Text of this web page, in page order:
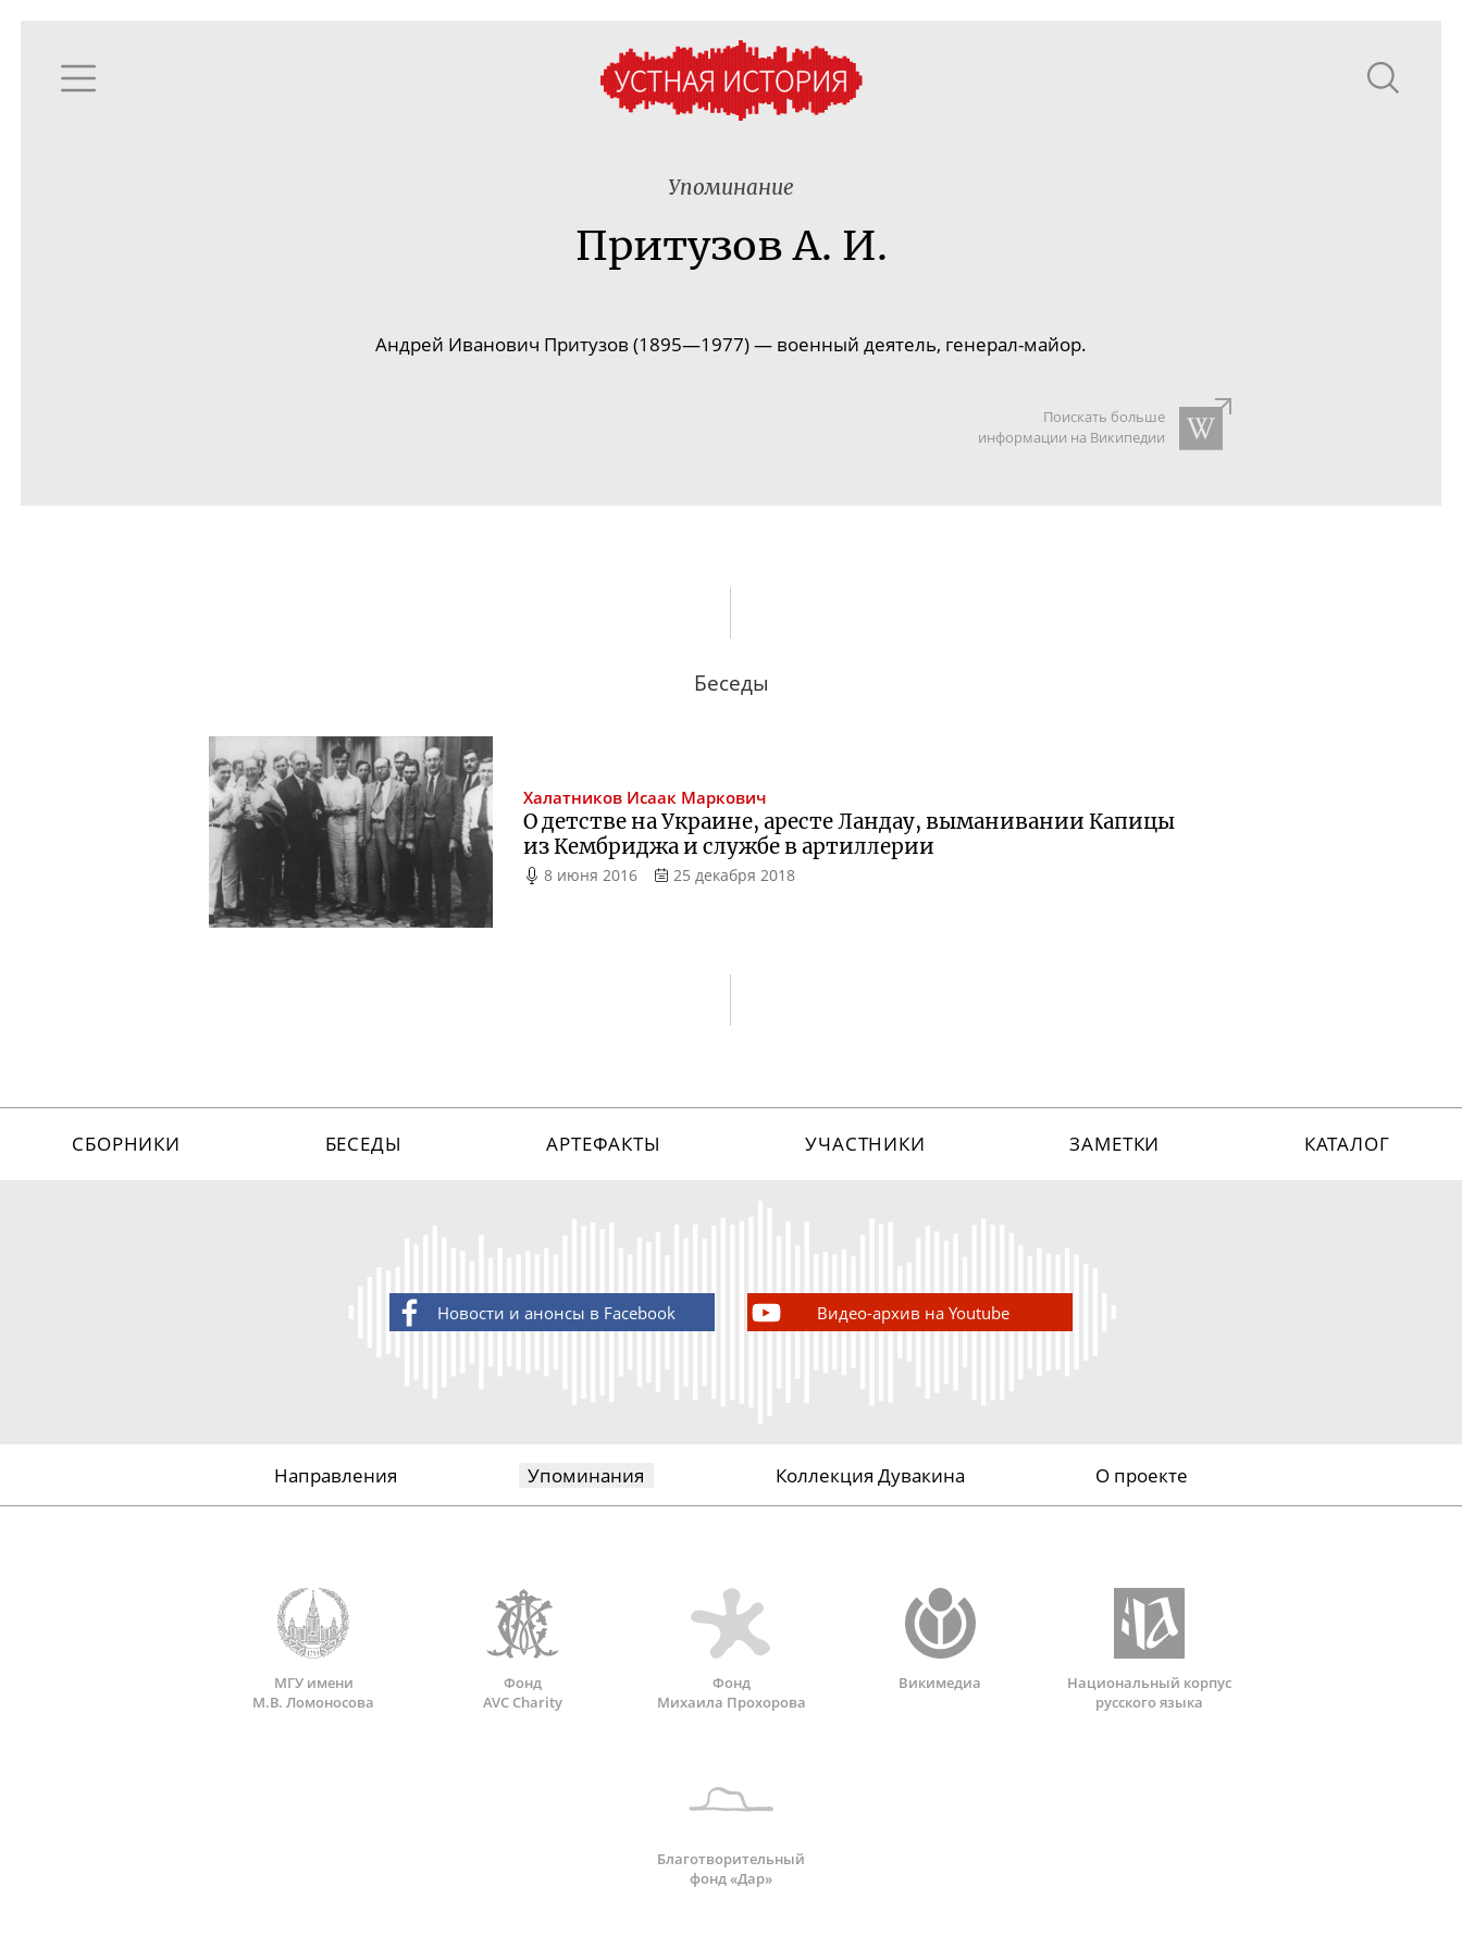
Упоминание
Притузов А. И.
Андрей Иванович Притузов (1895—1977) — военный деятель, генерал-майор.
Поискать больше
информации на Википедии
Беседы
Халатников Исаак Маркович
О детстве на Украине, аресте Ландау, выманивании Капицы
из Кембриджа и службе в артиллерии
8 июня 2016 25 декабря 2018
СБОРНИКИ БЕСЕДЫ АРТЕФАКТЫ УЧАСТНИКИ ЗАМЕТКИ КАТАЛОГ
Новости и анонсы в Facebook Видео-архив на Youtube
Направления Упоминания Коллекция Дувакина О проекте
МГУ имени
М.В. Ломоносова
Фонд
AVC Charity
Фонд
Михаила Прохорова
Викимедиа
Национальный корпус
русского языка
Благотворительный
фонд «Дар»